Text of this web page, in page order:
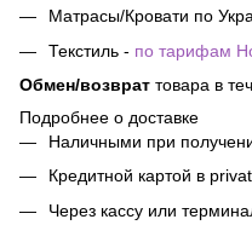
Матрасы/Кровати по
Текстиль - по тарифам
Обмен/возврат товара в
Подробнее о доставке
Наличными при
Кредитной картой в
Через кассу или